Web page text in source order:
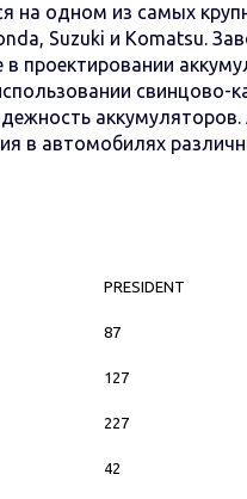
на одном из самых
Suzuki и Komatsu.
проектировании
в автомобилях
PRESIDENT
87
127
227
42